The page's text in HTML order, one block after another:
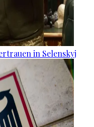
in Selenskyj